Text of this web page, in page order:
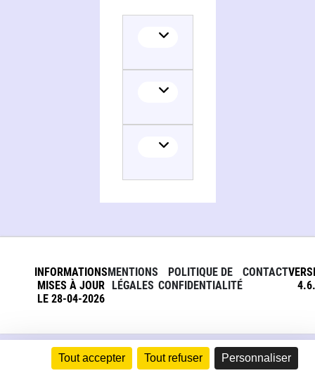
Tout accepter Tout refuser Personnaliser
INFORMATIONS
MISES À JOUR
LE 28-04-2026
MENTIONS
LÉGALES
POLITIQUE DE
CONFIDENTIALITÉ
CONTACT